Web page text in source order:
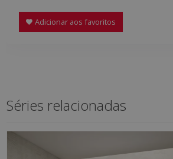
Adicionar aos favoritos
Séries relacionadas